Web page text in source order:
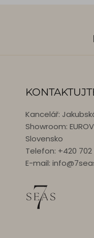
Kancelář:
Showroom:
Slovensko
Telefon: +420 702
E-mail: